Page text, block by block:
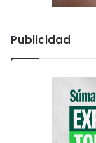
Publicidad